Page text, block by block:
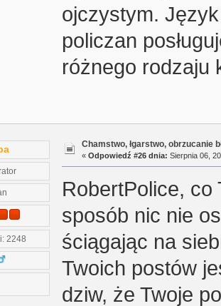
ojczystym.
policzan
różnego rodzaju
2248
Chamstwo, łgarstwo, obrzucanie
« Odpowiedź #26 dnia: Sierpnia 06,
RobertPolice, co
sposób nic nie
ściągając na
Twoich postów
dziw, że Twoje